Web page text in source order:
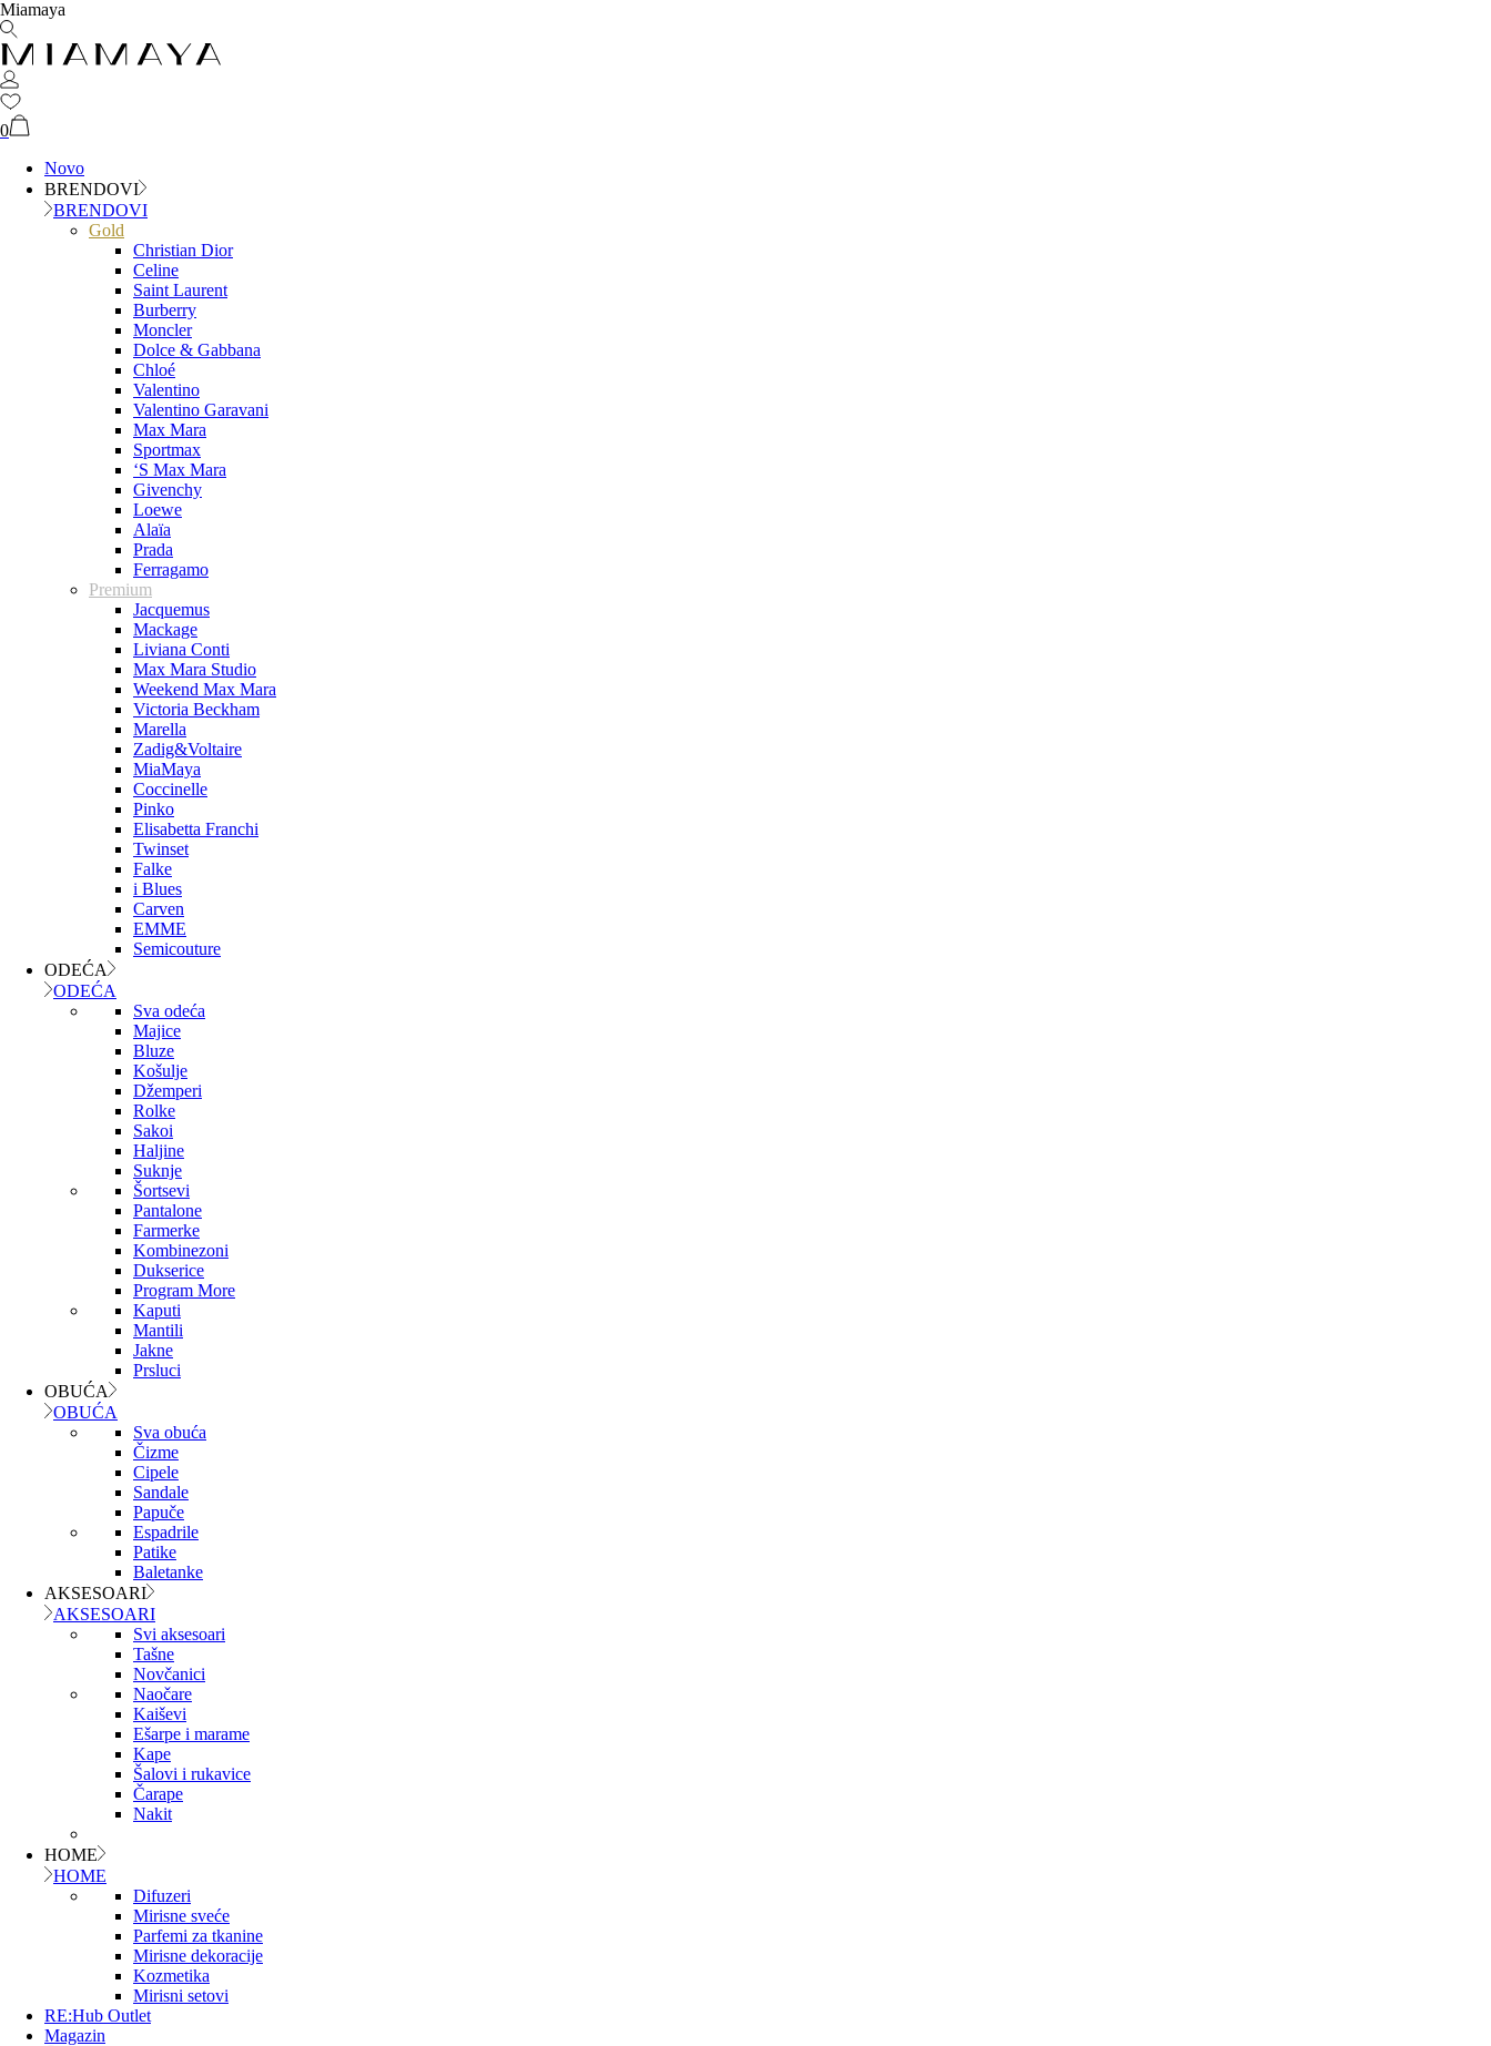
Miamaya
0
Novo
BRENDOVI
BRENDOVI
Gold
Christian Dior
Celine
Saint Laurent
Burberry
Moncler
Dolce & Gabbana
Chloé
Valentino
Valentino Garavani
Max Mara
Sportmax
‘S Max Mara
Givenchy
Loewe
Alaïa
Prada
Ferragamo
Premium
Jacquemus
Mackage
Liviana Conti
Max Mara Studio
Weekend Max Mara
Victoria Beckham
Marella
Zadig&Voltaire
MiaMaya
Coccinelle
Pinko
Elisabetta Franchi
Twinset
Falke
i Blues
Carven
EMME
Semicouture
ODEĆA
ODEĆA
Sva odeća
Majice
Bluze
Košulje
Džemperi
Rolke
Sakoi
Haljine
Suknje
Šortsevi
Pantalone
Farmerke
Kombinezoni
Dukserice
Program More
Kaputi
Mantili
Jakne
Prsluci
OBUĆA
OBUĆA
Sva obuća
Čizme
Cipele
Sandale
Papuče
Espadrile
Patike
Baletanke
AKSESOARI
AKSESOARI
Svi aksesoari
Tašne
Novčanici
Naočare
Kaiševi
Ešarpe i marame
Kape
Šalovi i rukavice
Čarape
Nakit
HOME
HOME
Difuzeri
Mirisne sveće
Parfemi za tkanine
Mirisne dekoracije
Kozmetika
Mirisni setovi
RE:Hub Outlet
Magazin